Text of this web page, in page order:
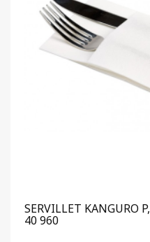
SERVILLET KANGURO
40 960